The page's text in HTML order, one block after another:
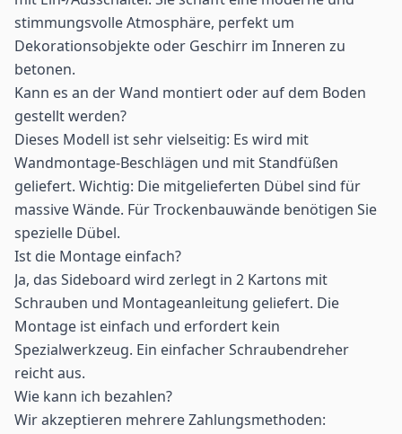
stimmungsvolle Atmosphäre, perfekt um
Dekorationsobjekte oder Geschirr im Inneren zu
betonen.
Kann es an der Wand montiert oder auf dem Boden
gestellt werden?
Dieses Modell ist sehr vielseitig: Es wird mit
Wandmontage-Beschlägen und mit Standfüßen
geliefert. Wichtig: Die mitgelieferten Dübel sind für
massive Wände. Für Trockenbauwände benötigen Sie
spezielle Dübel.
Ist die Montage einfach?
Ja, das Sideboard wird zerlegt in 2 Kartons mit
Schrauben und Montageanleitung geliefert. Die
Montage ist einfach und erfordert kein
Spezialwerkzeug. Ein einfacher Schraubendreher
reicht aus.
Wie kann ich bezahlen?
Wir akzeptieren mehrere Zahlungsmethoden: